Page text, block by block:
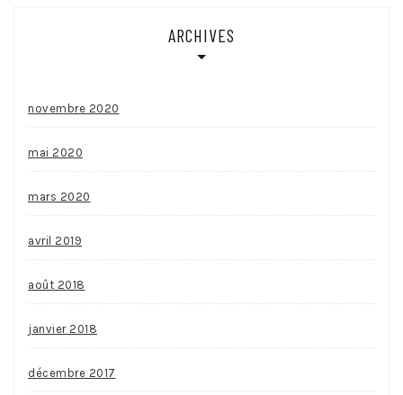
ARCHIVES
novembre 2020
mai 2020
mars 2020
avril 2019
août 2018
janvier 2018
décembre 2017